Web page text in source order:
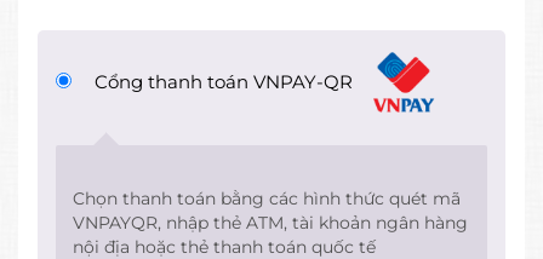
Cổng thanh toán VNPAY-QR
Chọn thanh toán bằng các hình thức quét mã
VNPAYQR, nhập thẻ ATM, tài khoản ngân hàng
nội địa hoặc thẻ thanh toán quốc tế